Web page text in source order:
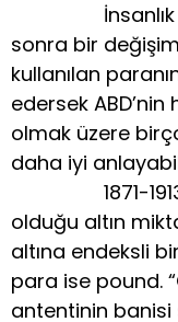
İnsanlık
sonra bir
kullanılan
edersek ABD’nin
olmak üzere
daha iyi
1871-1913
olduğu altın
altına endeksli
para ise pound.
antentinin